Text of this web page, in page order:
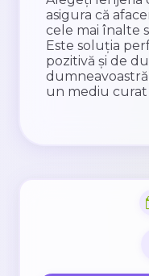
asigura că
cele mai înalte
Este soluția
pozitivă și de
un mediu curat